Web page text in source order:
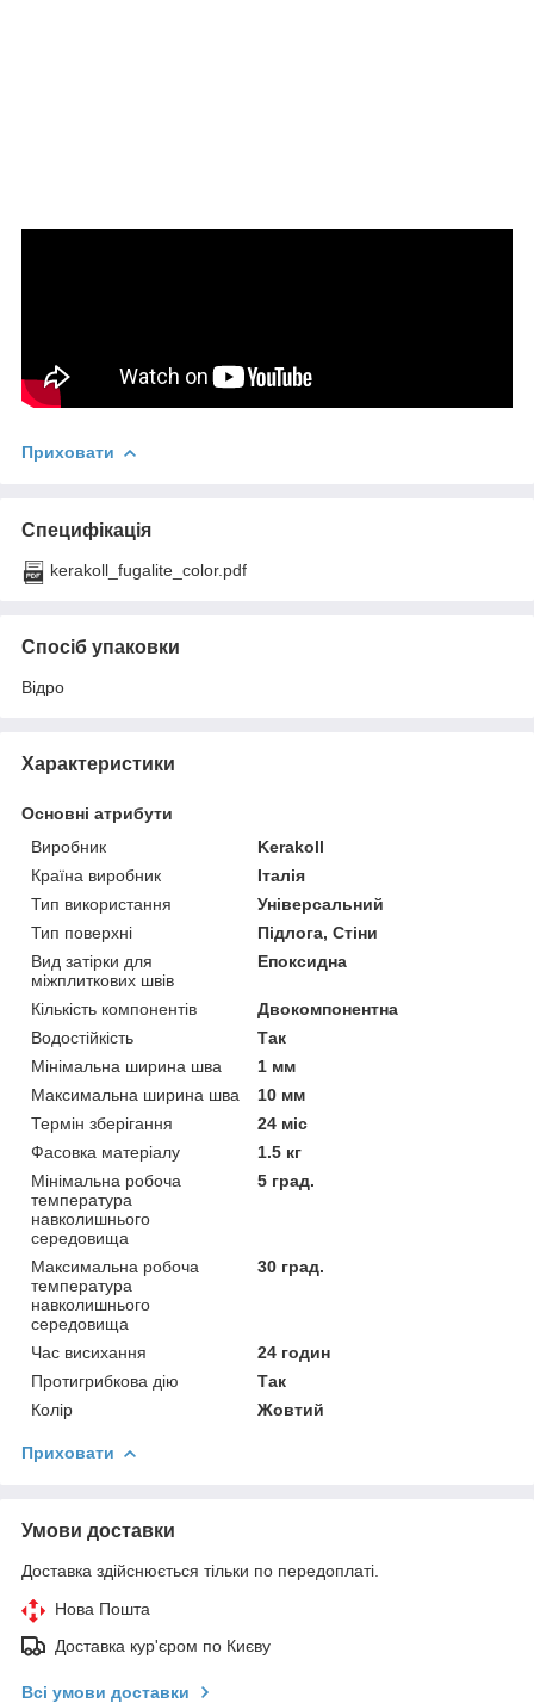
Приховати
Специфікація
kerakoll_fugalite_color.pdf
Спосіб упаковки
Відро
Характеристики
Основні атрибути
Виробник
Kerakoll
Країна виробник
Італія
Тип використання
Універсальний
Тип поверхні
Підлога, Стіни
Вид затірки для
міжплиткових швів
Епоксидна
Кількість компонентів
Двокомпонентна
Водостійкість
Так
Мінімальна ширина шва
1 мм
Максимальна ширина шва
10 мм
Термін зберігання
24 міс
Фасовка матеріалу
1.5 кг
Мінімальна робоча
температура
навколишнього
середовища
5 град.
Максимальна робоча
температура
навколишнього
середовища
30 град.
Час висихання
24 годин
Протигрибкова дію
Так
Колір
Жовтий
Приховати
Умови доставки
Доставка здійснюється тільки по передоплаті.
Нова Пошта
Доставка кур'єром по Києву
Всі умови доставки